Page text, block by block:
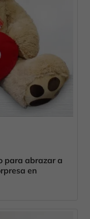
para abrazar a
en